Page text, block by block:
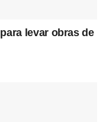
levar obras de